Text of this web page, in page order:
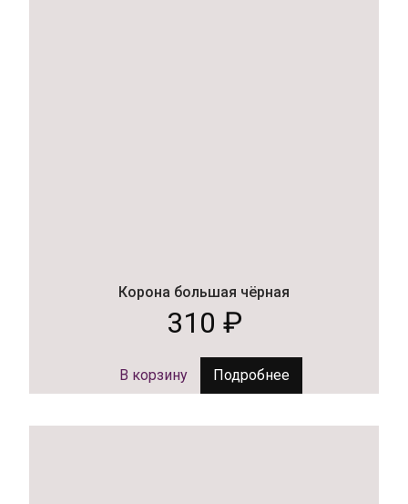
Корона большая чёрная
310 ₽
В корзину Подробнее